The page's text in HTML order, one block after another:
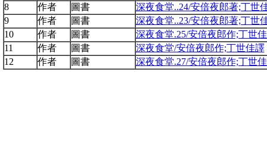
8
作者 圖書
深夜食堂..24/安倍夜郎著;丁世
9
作者 圖書
深夜食堂..23/安倍夜郎著;丁世
10
作者 圖書
深夜食堂.25/安倍夜郎作;丁世
11
作者 圖書
深夜食堂/安倍夜郎作;丁世佳譯
12
作者 圖書 深夜食堂.27/安倍夜郎作;丁世